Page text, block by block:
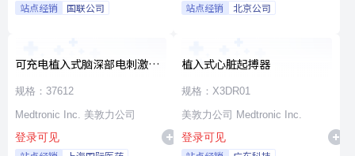
站点经销 国联公司 站点经销 北京公司
可充电植入式脑深部电刺激脉
冲发生器套件
规格：37612
Medtronic Inc. 美敦力公司
登录可见
植入式心脏起搏器
规格：X3DR01
美敦力公司 Medtronic Inc.
登录可见